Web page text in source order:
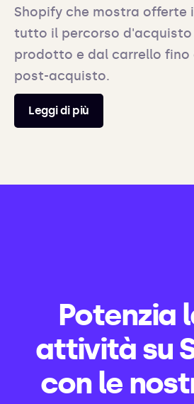
Shopify che mostra offerte
tutto il percorso
prodotto e dal carrello fino
post-acquisto.
Leggi di più
Potenzia
attività su
con le